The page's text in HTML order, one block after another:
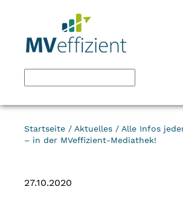
Startseite / Aktuelles / Alle Infos
– in der MVeffizient-Mediathek!
27.10.2020